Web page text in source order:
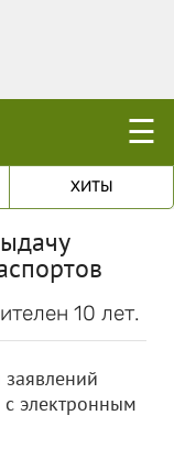
☰
ХИТЫ
10 лет.
электронным